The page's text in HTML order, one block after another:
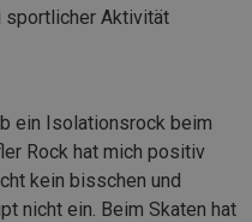
sportlicher Aktivität
ein Isolationsrock beim
Rock hat mich positiv
kein bisschen und
nicht ein. Beim Skaten hat